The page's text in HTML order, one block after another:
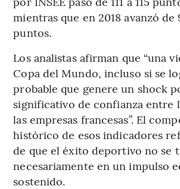
mientras que en 2018 avanzó de
puntos.
Los analistas afirman que “una
Copa del Mundo, incluso si se
probable que genere un shock
significativo de confianza entre
las empresas francesas”. El
histórico de esos indicadores
de que el éxito deportivo no se
necesariamente en un impulso
sostenido.